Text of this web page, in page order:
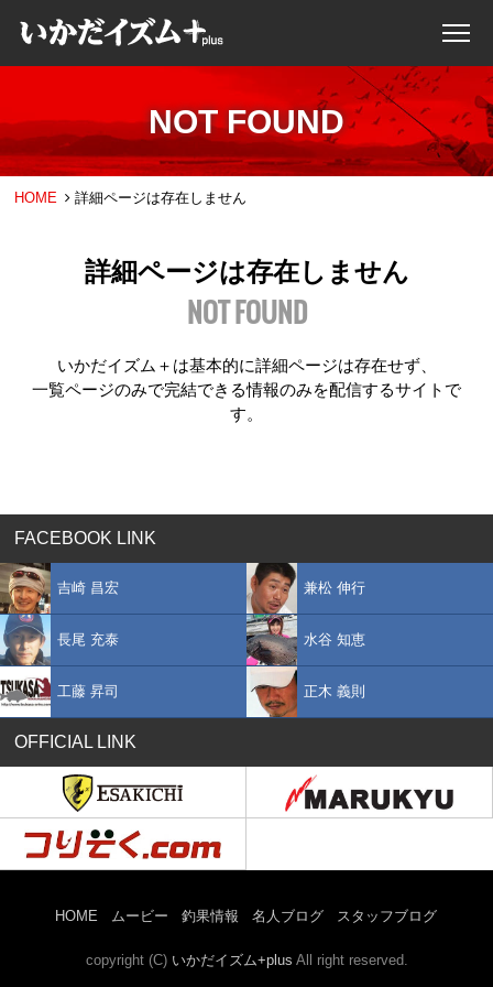
NOT FOUND
HOME 詳細ページは存在しません
詳細ページは存在しません
NOT FOUND
いかだイズム＋は基本的に詳細ページは存在せず、
一覧ページのみで完結できる情報のみを配信するサイトで
す。
FACEBOOK LINK
吉崎 昌宏 兼松 伸行
長尾 充泰 水谷 知恵
工藤 昇司 正木 義則
OFFICIAL LINK
HOME ムービー 釣果情報 名人ブログ スタッフブログ
copyright (C) いかだイズム+plus All right reserved.